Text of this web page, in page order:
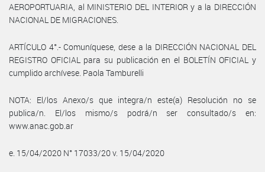
AEROPORTUARIA, al MINISTERIO DEL INTERIOR y a la DIRECCIÓN
NACIONAL DE MIGRACIONES.
ARTÍCULO 4°.- Comuníquese, dese a la DIRECCIÓN NACIONAL DEL
REGISTRO OFICIAL para su publicación en el BOLETÍN OFICIAL y
cumplido archívese. Paola Tamburelli
NOTA: El/los Anexo/s que integra/n este(a) Resolución no se
publica/n. El/los mismo/s podrá/n ser consultado/s en:
www.anac.gob.ar
e. 15/04/2020 N° 17033/20 v. 15/04/2020